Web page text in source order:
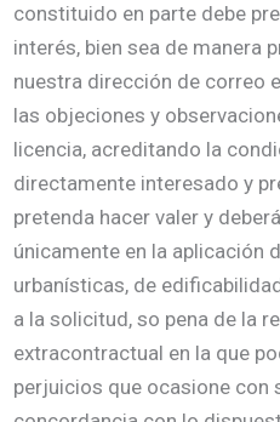
constituido en parte debe
interés, bien sea de manera
nuestra dirección de correo
las objeciones y
licencia, acreditando la
directamente interesado y
pretenda hacer valer y
únicamente en la aplicación
urbanísticas, de
a la solicitud, so pena de la
extracontractual en la que
perjuicios que ocasione con